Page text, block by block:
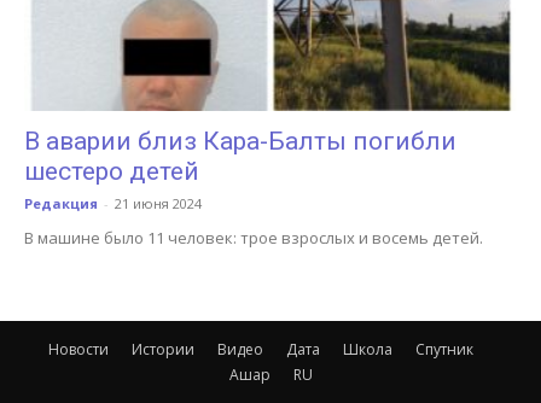
Кыргызстана
В аварии близ Кара-Балты погибли
шестеро детей
Редакция - 21 июня 2024
В машине было 11 человек: трое взрослых и восемь детей.
Новости Истории Видео Дата Школа
Спутник
Ашар
RU